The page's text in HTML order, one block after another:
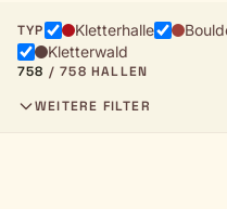
TYP Kletterhalle
Kletterwald
758 / 758 HALLEN
WEITERE FILTER